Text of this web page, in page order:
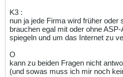
K3 :
nun ja jede Firma wird früher oder
brauchen egal mit oder ohne
spiegeln und um das Internet zu
O
kann zu beiden Fragen nicht
(und sowas muss ich mir noch